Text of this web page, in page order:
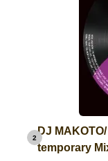
2
DJ
temporary